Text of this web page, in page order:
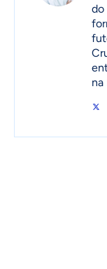
do
na